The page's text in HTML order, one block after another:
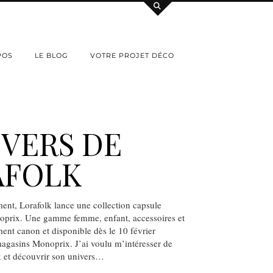
LE BLOG VOTRE PROJET DÉCO
DE
Lorafolk lance une collection capsule
Une gamme femme, enfant, accessoires et
canon et disponible dès le 10 février
Monoprix. J’ai voulu m’intéresser de
et découvrir son univers…